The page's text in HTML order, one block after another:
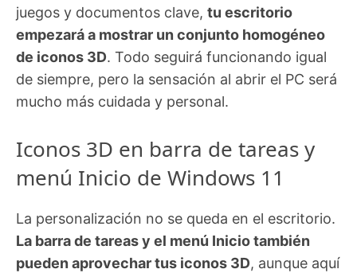
juegos y documentos clave, tu escritorio
empezará a mostrar un conjunto homogéneo
de iconos 3D. Todo seguirá funcionando igual
de siempre, pero la sensación al abrir el PC será
mucho más cuidada y personal.
Iconos 3D en barra de tareas y
menú Inicio de Windows 11
La personalización no se queda en el escritorio.
La barra de tareas y el menú Inicio también
pueden aprovechar tus iconos 3D, aunque aquí